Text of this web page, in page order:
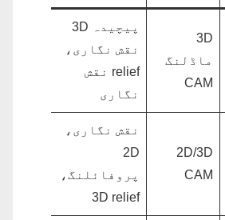
3D
ماڈلنگ
CAM
پیچیدہ 3D
نقش نگاری،
relief نقش
نگاری
2D/3D
CAM
نقش نگاری،
2D
پروفائلنگ،
3D relief